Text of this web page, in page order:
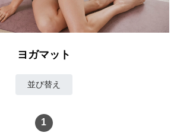
ヨガマット
並び替え
1